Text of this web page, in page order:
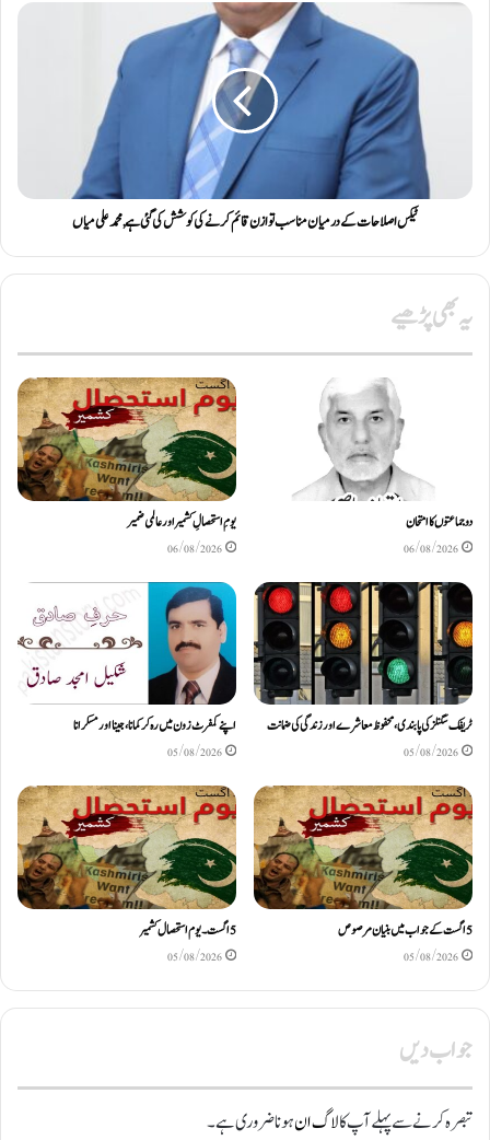
ٹیکس اصلاحات کے درمیان مناسب توازن قائم کرنے کی کوشش کی گئی ہے, محمد علی میاں
یہ بھی پڑھیے
دو جماعتوں کا امتحان
06/08/2026
یومِ استحصالِ کشمیر اور عالمی ضمیر
06/08/2026
ٹریفک سگنلز کی پابندی، محفوظ معاشرے اور زندگی کی ضمانت
05/08/2026
اپنے کمفرٹ زون میں رہ کر کمانا، جینا اور مسکرانا
05/08/2026
5اگست کے جواب میں بنیان مرصوص
05/08/2026
5اگست۔ یوم استحصال کشمیر
05/08/2026
جواب دیں
تبصرہ کرنے سے پہلے آپ کالاگ انہونا ضروری ہے۔